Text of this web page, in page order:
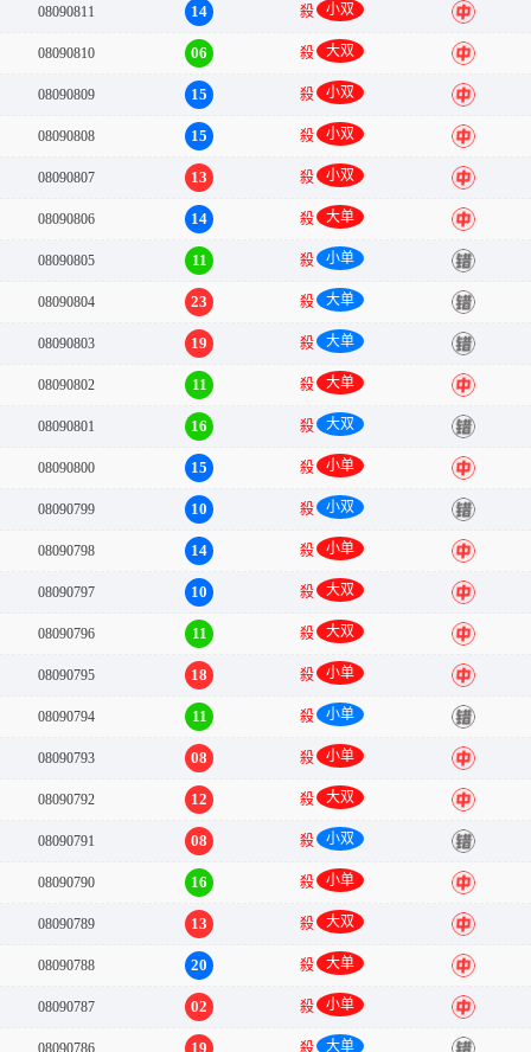
08090811 14 殺 小双 中
08090810 06 殺 大双 中
08090809 15 殺 小双 中
08090808 15 殺 小双 中
08090807 13 殺 小双 中
08090806 14 殺 大单 中
08090805 11 殺 小单 错
08090804 23 殺 大单 错
08090803 19 殺 大单 错
08090802 11 殺 大单 中
08090801 16 殺 大双 错
08090800 15 殺 小单 中
08090799 10 殺 小双 错
08090798 14 殺 小单 中
08090797 10 殺 大双 中
08090796 11 殺 大双 中
08090795 18 殺 小单 中
08090794 11 殺 小单 错
08090793 08 殺 小单 中
08090792 12 殺 大双 中
08090791 08 殺 小双 错
08090790 16 殺 小单 中
08090789 13 殺 大双 中
08090788 20 殺 大单 中
08090787 02 殺 小单 中
08090786 19 殺 大单 错